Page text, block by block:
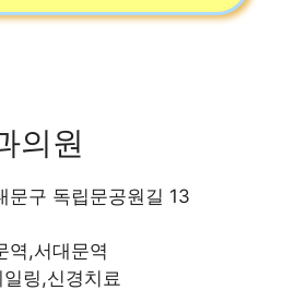
의원
문구 독립문공원길 13
역,서대문역
링,신경치료